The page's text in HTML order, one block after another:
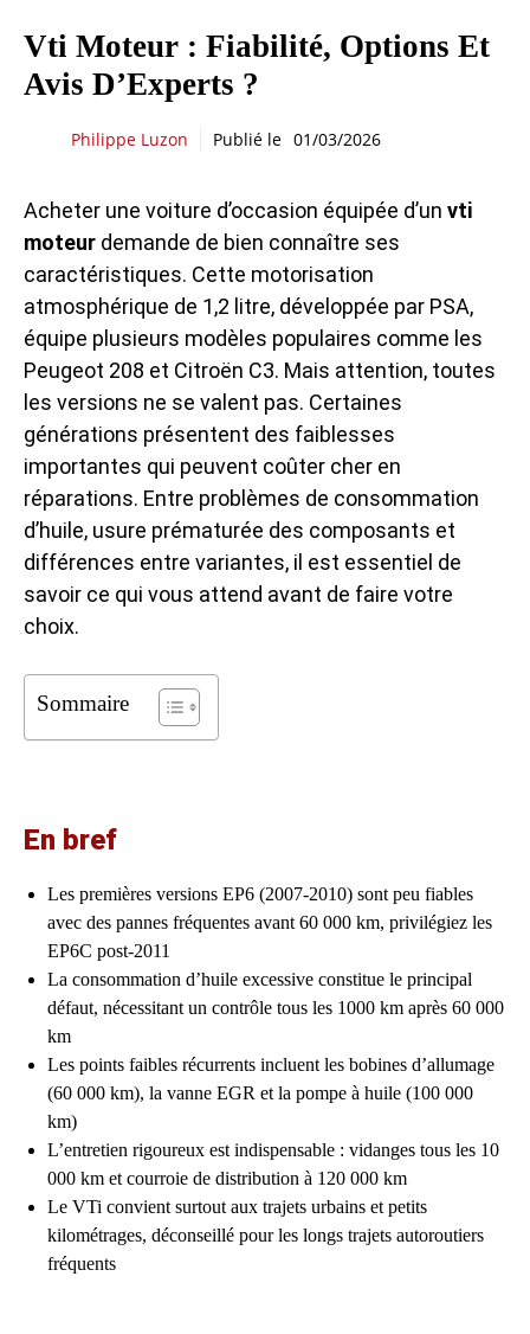
Vti Moteur : Fiabilité, Options Et
Avis D’Experts ?
Philippe Luzon Publié le 01/03/2026
Acheter une voiture d’occasion équipée d’un vti
moteur demande de bien connaître ses
caractéristiques. Cette motorisation
atmosphérique de 1,2 litre, développée par PSA,
équipe plusieurs modèles populaires comme les
Peugeot 208 et Citroën C3. Mais attention, toutes
les versions ne se valent pas. Certaines
générations présentent des faiblesses
importantes qui peuvent coûter cher en
réparations. Entre problèmes de consommation
d’huile, usure prématurée des composants et
différences entre variantes, il est essentiel de
savoir ce qui vous attend avant de faire votre
choix.
Sommaire
En bref
Les premières versions EP6 (2007-2010) sont peu fiables
avec des pannes fréquentes avant 60 000 km, privilégiez les
EP6C post-2011
La consommation d’huile excessive constitue le principal
défaut, nécessitant un contrôle tous les 1000 km après 60 000
km
Les points faibles récurrents incluent les bobines d’allumage
(60 000 km), la vanne EGR et la pompe à huile (100 000
km)
L’entretien rigoureux est indispensable : vidanges tous les 10
000 km et courroie de distribution à 120 000 km
Le VTi convient surtout aux trajets urbains et petits
kilométrages, déconseillé pour les longs trajets autoroutiers
fréquents